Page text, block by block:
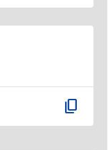
content_copy